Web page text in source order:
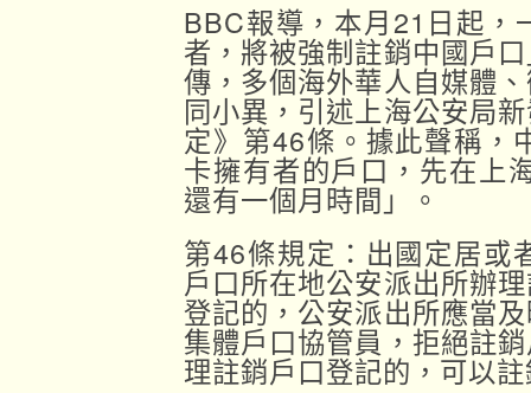
BBC報導，本月21日起，
者，將被強制註銷中國戶
傳，多個海外華人自媒體
同小異，引述上海公安局
定》第46條。據此聲稱，
卡擁有者的戶口，先在上
還有一個月時間」。
第46條規定：出國定居或
戶口所在地公安派出所辦
登記的，公安派出所應當
集體戶口協管員，拒絕註
理註銷戶口登記的，可以